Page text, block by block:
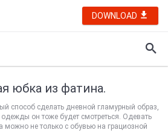
DOWNLOAD
юбка из фатина.
способ сделать дневной гламурный образ,
одежды он тоже будет смотреться. Одевать
не только с обувью на грациозной